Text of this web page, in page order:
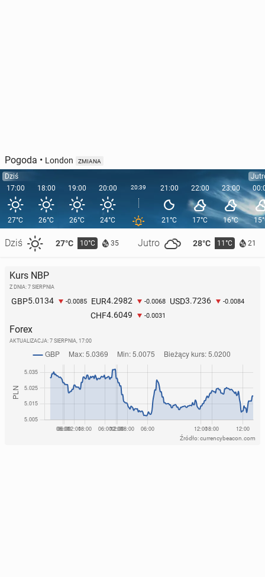
Pogoda • London ZMIANA
Dziś
17:00
27°C
Dziś 27°C 10°C 35 Jutro 28°C 11°C 21
18:00
26°C
19:00
26°C
20:00
24°C
20:39 21:00
21°C
22:00
17°C
23:00
16°C
Kurs NBP
Z DNIA: 7 SIERPNIA
GBP5.0134 -0.0085 EUR4.2982 -0.0068 USD3.7236 -0.0084
CHF4.6049 -0.0031
Forex
AKTUALIZACJA: 7 SIERPNIA, 17:00
Źródło: currencybeacon.com